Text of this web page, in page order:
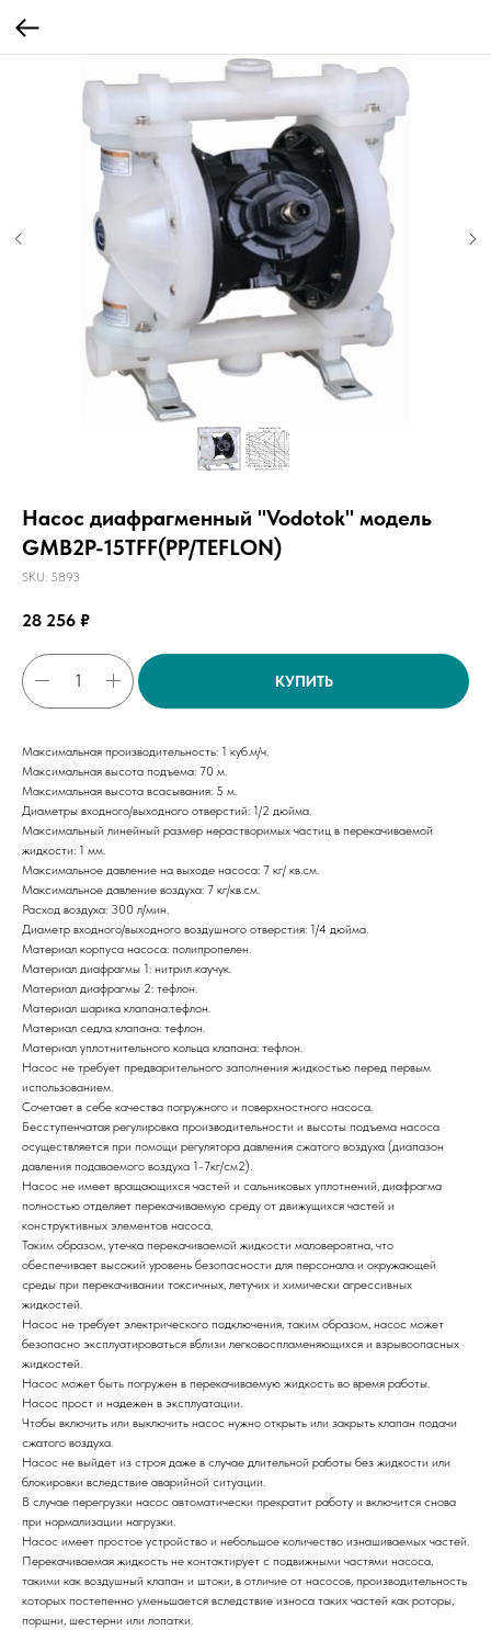
Насос диафрагменный "Vodotok" модель
GMB2P-15TFF(PP/TEFLON)
SKU: 5893
28 256 ₽
КУПИТЬ
Максимальная производительность: 1 куб.м/ч.
Максимальная высота подъема: 70 м.
Максимальная высота всасывания: 5 м.
Диаметры входного/выходного отверстий: 1/2 дюйма.
Максимальный линейный размер нерастворимых частиц в перекачиваемой
жидкости: 1 мм.
Максимальное давление на выходе насоса: 7 кг/ кв.см.
Максимальное давление воздуха: 7 кг/кв.см.
Расход воздуха: 300 л/мин.
Диаметр входного/выходного воздушного отверстия: 1/4 дюйма.
Материал корпуса насоса: полипропелен.
Материал диафрагмы 1: нитрил каучук.
Материал диафрагмы 2: тефлон.
Материал шарика клапана:тефлон.
Материал седла клапана: тефлон.
Материал уплотнительного кольца клапана: тефлон.
Насос не требует предварительного заполнения жидкостью перед первым
использованием.
Сочетает в себе качества погружного и поверхностного насоса.
Бесступенчатая регулировка производительности и высоты подъема насоса
осуществляется при помощи регулятора давления сжатого воздуха (диапазон
давления подаваемого воздуха 1-7кг/см2).
Насос не имеет вращающихся частей и сальниковых уплотнений, диафрагма
полностью отделяет перекачиваемую среду от движущихся частей и
конструктивных элементов насоса.
Таким образом, утечка перекачиваемой жидкости маловероятна, что
обеспечивает высокий уровень безопасности для персонала и окружающей
среды при перекачивании токсичных, летучих и химически агрессивных
жидкостей.
Насос не требует электрического подключения, таким образом, насос может
безопасно эксплуатироваться вблизи легковоспламеняющихся и взрывоопасных
жидкостей.
Насос может быть погружен в перекачиваемую жидкость во время работы.
Насос прост и надежен в эксплуатации.
Чтобы включить или выключить насос нужно открыть или закрыть клапан подачи
сжатого воздуха.
Насос не выйдет из строя даже в случае длительной работы без жидкости или
блокировки вследствие аварийной ситуации.
В случае перегрузки насос автоматически прекратит работу и включится снова
при нормализации нагрузки.
Насос имеет простое устройство и небольшое количество изнашиваемых частей.
Перекачиваемая жидкость не контактирует с подвижными частями насоса,
такими как воздушный клапан и штоки, в отличие от насосов, производительность
которых постепенно уменьшается вследствие износа таких частей как роторы,
поршни, шестерни или лопатки.